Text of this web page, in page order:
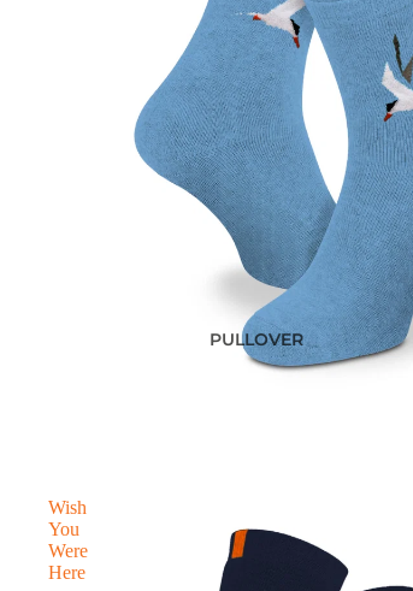
PULLOVER
Wish
You
Were
Here